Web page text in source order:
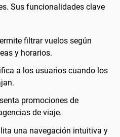
Sus funcionalidades clave
filtrar vuelos según
y horarios.
a los usuarios cuando los
promociones de
de viaje.
una navegación intuitiva y